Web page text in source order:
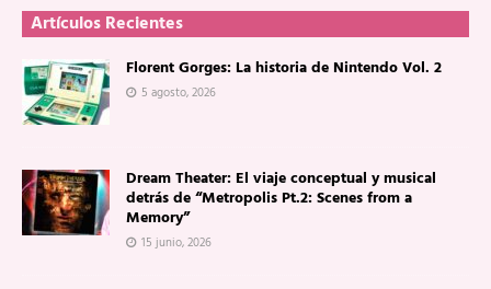
Artículos Recientes
Florent Gorges: La historia de Nintendo Vol. 2
5 agosto, 2026
Dream Theater: El viaje conceptual y musical
detrás de “Metropolis Pt.2: Scenes from a
Memory”
15 junio, 2026